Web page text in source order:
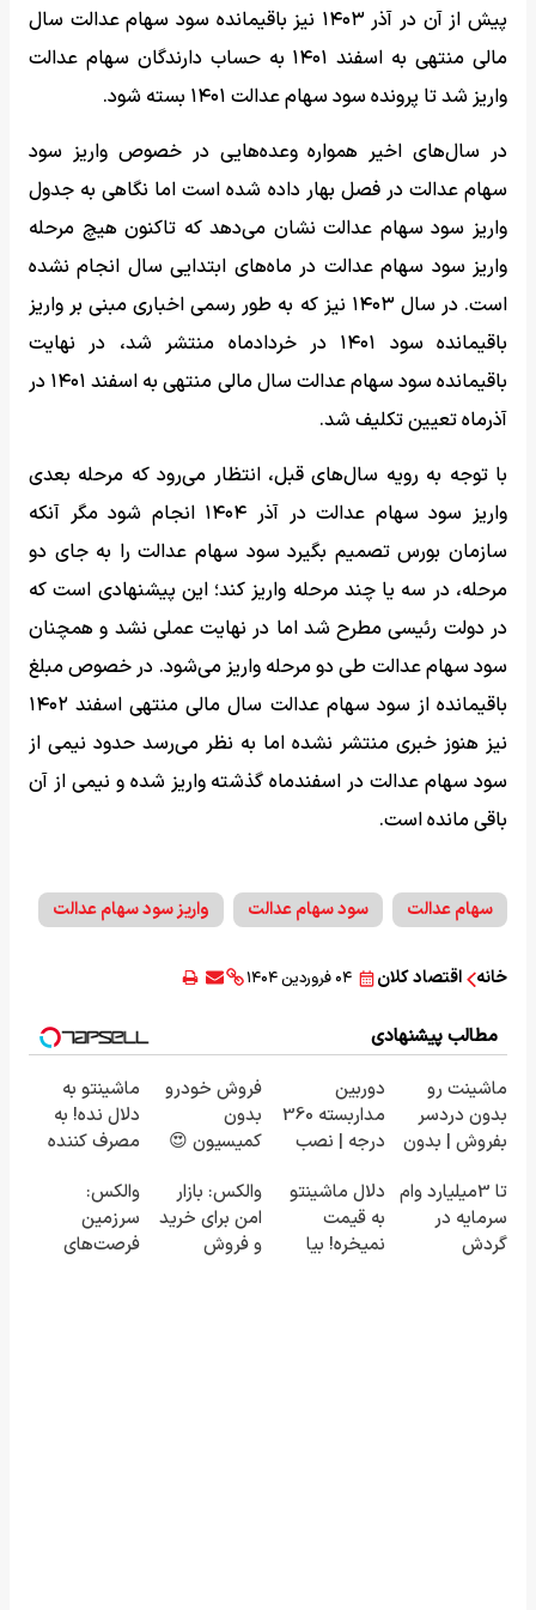
پیش از آن در آذر ۱۴۰۳ نیز باقیمانده سود سهام عدالت سال
مالی منتهی به اسفند ۱۴۰۱ به حساب دارندگان سهام عدالت
واریز شد تا پرونده سود سهام عدالت ۱۴۰۱ بسته شود.
در سال‌های اخیر همواره وعده‌هایی در خصوص واریز سود
سهام عدالت در فصل بهار داده شده است اما نگاهی به جدول
واریز سود سهام عدالت نشان می‌دهد که تاکنون هیچ مرحله
واریز سود سهام عدالت در ماه‌های ابتدایی سال انجام نشده
است. در سال ۱۴۰۳ نیز که به طور رسمی اخباری مبنی بر واریز
باقیمانده سود ۱۴۰۱ در خردادماه منتشر شد، در نهایت
باقیمانده سود سهام عدالت سال مالی منتهی به اسفند ۱۴۰۱ در
آذرماه تعیین تکلیف شد.
با توجه به رویه سال‌های قبل، انتظار می‌رود که مرحله بعدی
واریز سود سهام عدالت در آذر ۱۴۰۴ انجام شود مگر آنکه
سازمان بورس تصمیم بگیرد سود سهام عدالت را به جای دو
مرحله، در سه یا چند مرحله واریز کند؛ این پیشنهادی است که
در دولت رئیسی مطرح شد اما در نهایت عملی نشد و همچنان
سود سهام عدالت طی دو مرحله واریز می‌شود. در خصوص مبلغ
باقیمانده از سود سهام عدالت سال مالی منتهی اسفند ۱۴۰۲
نیز هنوز خبری منتشر نشده اما به نظر می‎‌رسد حدود نیمی از
سود سهام عدالت در اسفندماه گذشته واریز شده و نیمی از آن
باقی مانده است.
سهام عدالت سود سهام عدالت واریز سود سهام عدالت
خانه اقتصاد کلان ۰۴ فروردین ۱۴۰۴
مطالب پیشنهادی
ماشینت رو
بدون دردسر
بفروش | بدون
دوربین
مداربسته 360
درجه | نصب
فروش خودرو
بدون
کمیسیون 😍
ماشینتو به
دلال نده! به
مصرف کننده
پاسخ به یک
تماس
تا 3میلیارد وام
سرمایه در
گردش
دلال ماشینتو
به قیمت
نمیخره! بیا
والکس: بازار
امن برای خرید
و فروش
والکس:
سرزمین
فرصت‌های